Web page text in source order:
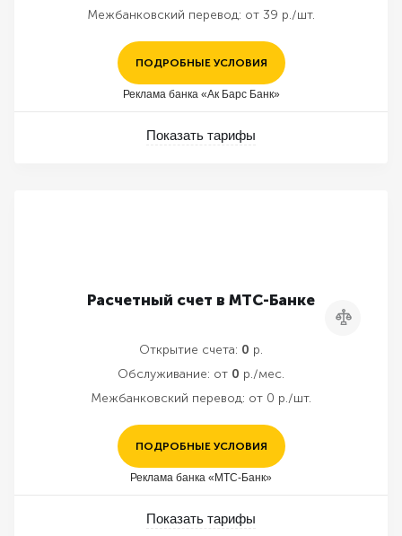
Межбанковский перевод: от 39 р./шт.
ПОДРОБНЫЕ УСЛОВИЯ
Реклама банка «Ак Барс Банк»
Показать тарифы
Расчетный счет в МТС-Банке
Сравнить
Открытие счета: 0 р.
Обслуживание: от 0 р./мес.
Межбанковский перевод: от 0 р./шт.
ПОДРОБНЫЕ УСЛОВИЯ
Реклама банка «МТС-Банк»
Показать тарифы